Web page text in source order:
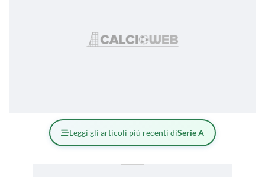
Leggi gli articoli più recenti diSerie A